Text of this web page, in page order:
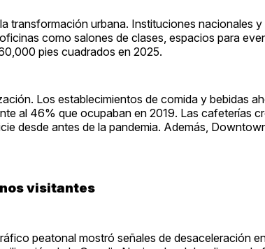
transformación urbana. Instituciones nacionales
como salones de clases, espacios para
pies cuadrados en 2025.
Los establecimientos de comida y bebidas
al 46% que ocupaban en 2019. Las cafeterías
desde antes de la pandemia. Además,
visitantes
peatonal mostró señales de desaceleración